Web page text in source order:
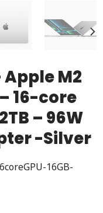
Apple M2
16-core
– 96W
-Silver
16GB-